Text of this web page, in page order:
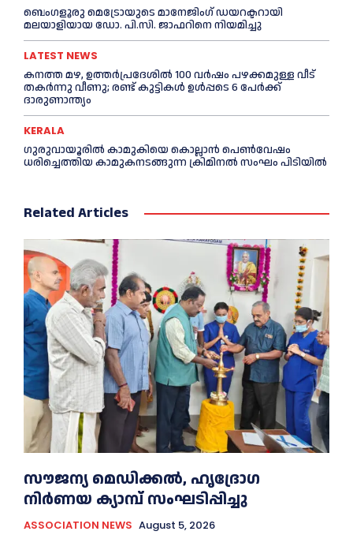
ബെംഗളൂരു മെട്രോയുടെ മാനേജിംഗ് ഡയറക്ടറായി
മലയാളിയായ ഡോ. പി.സി. ജാഫറിനെ നിയമിച്ചു
LATEST NEWS
കനത്ത മഴ, ഉത്തര്‍പ്രദേശില്‍ 100 വർഷം പഴക്കമുള്ള വീട്
തകർന്നു വീണു; രണ്ട് കുട്ടികള്‍ ഉള്‍പ്പടെ 6 പേര്‍ക്ക്
ദാരുണാന്ത്യം
KERALA
ഗുരുവായൂരില്‍ കാമുകിയെ കൊല്ലാൻ പെണ്‍വേഷം
ധരിച്ചെത്തിയ കാമുകനടങ്ങുന്ന ക്രിമിനൽ സംഘം പിടിയില്‍
Related Articles
സൗജന്യ മെഡിക്കല്‍, ഹൃദ്രോഗ
നിര്‍ണയ ക്യാമ്പ് സംഘടിപ്പിച്ചു
ASSOCIATION NEWS August 5, 2026